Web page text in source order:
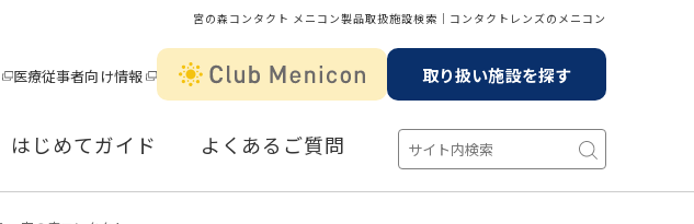
宮の森コンタクト メニコン製品取扱施設検索│コンタクトレンズのメニコン
医療従事者向け情報 取り扱い施設を探す
はじめてガイド よくあるご質問